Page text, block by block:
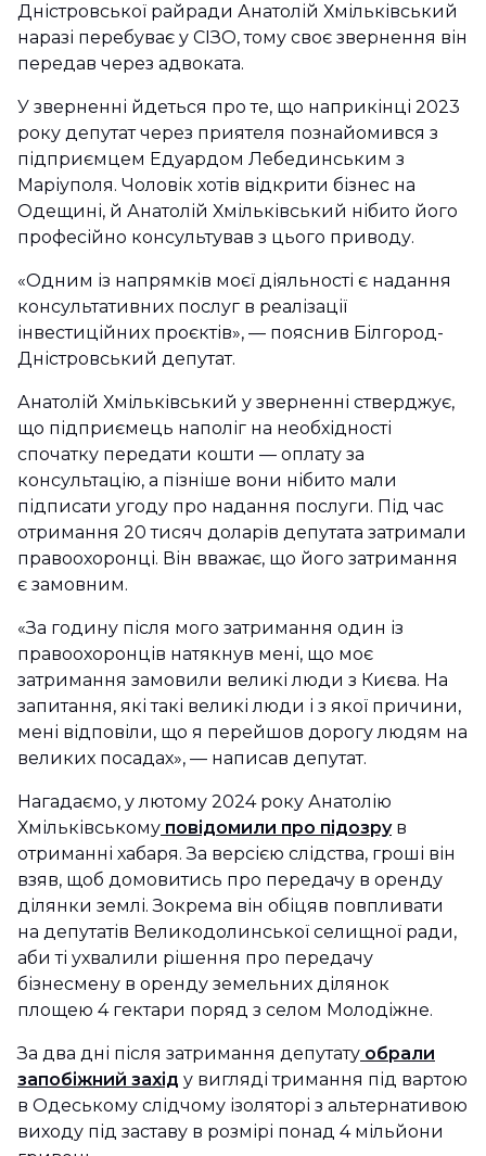
Дністровської райради Анатолій Хмільківський
наразі перебуває у СІЗО, тому своє звернення він
передав через адвоката.
У зверненні йдеться про те, що наприкінці 2023
року депутат через приятеля познайомився з
підприємцем Едуардом Лебединським з
Маріуполя. Чоловік хотів відкрити бізнес на
Одещині, й Анатолій Хмільківський нібито його
професійно консультував з цього приводу.
«Одним із напрямків моєї діяльності є надання
консультативних послуг в реалізації
інвестиційних проєктів», — пояснив Білгород-
Дністровський депутат.
Анатолій Хмільківський у зверненні стверджує,
що підприємець наполіг на необхідності
спочатку передати кошти — оплату за
консультацію, а пізніше вони нібито мали
підписати угоду про надання послуги. Під час
отримання 20 тисяч доларів депутата затримали
правоохоронці. Він вважає, що його затримання
є замовним.
«За годину після мого затримання один із
правоохоронців натякнув мені, що моє
затримання замовили великі люди з Києва. На
запитання, які такі великі люди і з якої причини,
мені відповіли, що я перейшов дорогу людям на
великих посадах», — написав депутат.
Нагадаємо, у лютому 2024 року Анатолію
Хмільківському повідомили про підозрув
отриманні хабаря. За версією слідства, гроші він
взяв, щоб домовитись про передачу в оренду
ділянки землі. Зокрема він обіцяв повпливати
на депутатів Великодолинської селищної ради,
аби ті ухвалили рішення про передачу
бізнесмену в оренду земельних ділянок
площею 4 гектари поряд з селом Молодіжне.
За два дні після затримання депутату обрали
запобіжний захід у вигляді тримання під вартою
в Одеському слідчому ізоляторі з альтернативою
виходу під заставу в розмірі понад 4 мільйони